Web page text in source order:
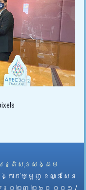
តិសន្តិសុខសង្គម
កាត់ឃ្មួញ ខណ្ឌសែន
៖ ០២៣ ២៦០ ០០១ /